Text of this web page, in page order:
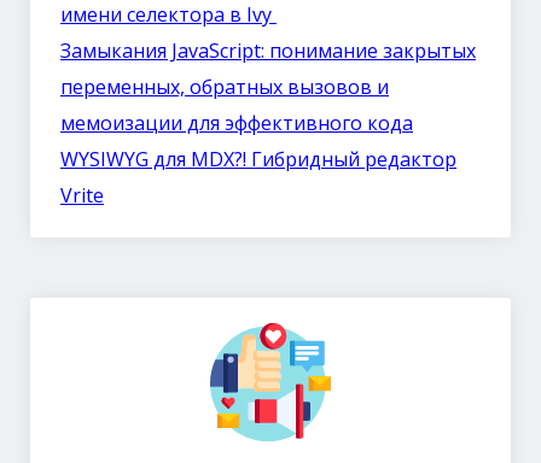
имени селектора в Ivy
Замыкания JavaScript: понимание закрытых
переменных, обратных вызовов и
мемоизации для эффективного кода
WYSIWYG для MDX?! Гибридный редактор
Vrite